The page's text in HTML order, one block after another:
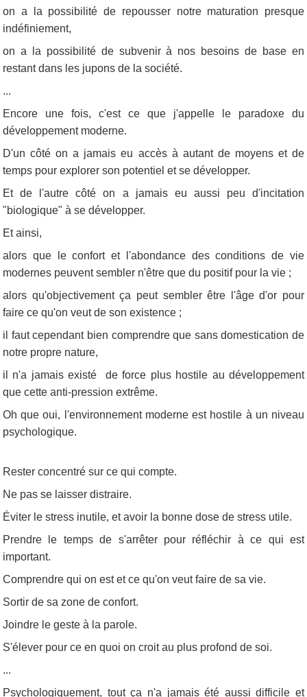
on a la possibilité de repousser notre maturation presque
indéfiniement,
on a la possibilité de subvenir à nos besoins de base en
restant dans les jupons de la société.
...
Encore une fois, c'est ce que j'appelle le paradoxe du
développement moderne.
D'un côté on a jamais eu accès à autant de moyens et de
temps pour explorer son potentiel et se développer.
Et de l'autre côté on a jamais eu aussi peu d'incitation
"biologique" à se développer.
Et ainsi,
alors que le confort et l'abondance des conditions de vie
modernes peuvent sembler n'être que du positif pour la vie ;
alors qu'objectivement ça peut sembler être l'âge d'or pour
faire ce qu'on veut de son existence ;
il faut cependant bien comprendre que sans domestication de
notre propre nature,
il n'a jamais existé de force plus hostile au développement
que cette anti-pression extrême.
Oh que oui, l'environnement moderne est hostile à un niveau
psychologique.
Rester concentré sur ce qui compte.
Ne pas se laisser distraire.
Éviter le stress inutile, et avoir la bonne dose de stress utile.
Prendre le temps de s'arrêter pour réfléchir à ce qui est
important.
Comprendre qui on est et ce qu'on veut faire de sa vie.
Sortir de sa zone de confort.
Joindre le geste à la parole.
S'élever pour ce en quoi on croit au plus profond de soi.
...
Psychologiquement, tout ça n'a jamais été aussi difficile et